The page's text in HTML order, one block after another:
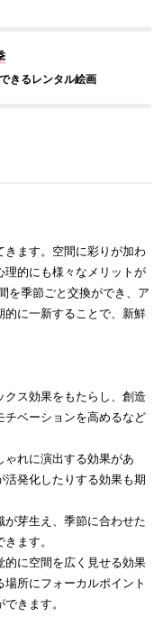
きるレンタル絵画
きます。空間に彩りが加わ
理的にも様々なメリットが
を季節ごと交換ができ、ア
的に一新することで、新鮮
クス効果をもたらし、創造
チベーションを高めるなど
ゃれに演出する効果があ
活発化したりする効果も期
が芽生え、季節に合わせた
ます。
的に空間を広く見せる効果
所にフォーカルポイント
きます。